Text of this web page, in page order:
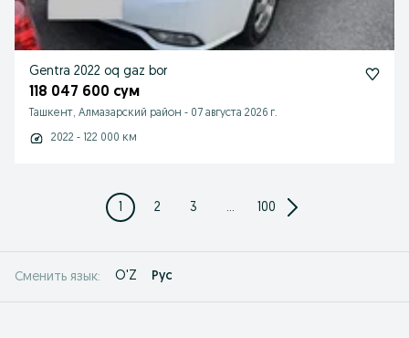
Gentra 2022 oq gaz bor
118 047 600 сум
Ташкент, Алмазарский район - 07 августа 2026 г.
2022 - 122 000 км
1 2 3 ... 100
Сменить язык: O'Z Рус